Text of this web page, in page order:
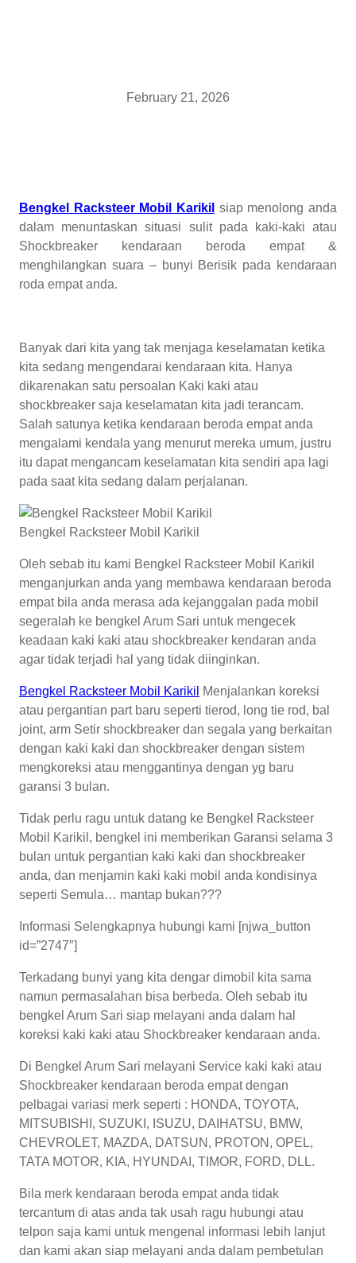
February 21, 2026
Bengkel Racksteer Mobil Karikil siap menolong anda
dalam menuntaskan situasi sulit pada kaki-kaki atau
Shockbreaker kendaraan beroda empat &
menghilangkan suara – bunyi Berisik pada kendaraan
roda empat anda.
Banyak dari kita yang tak menjaga keselamatan ketika
kita sedang mengendarai kendaraan kita. Hanya
dikarenakan satu persoalan Kaki kaki atau
shockbreaker saja keselamatan kita jadi terancam.
Salah satunya ketika kendaraan beroda empat anda
mengalami kendala yang menurut mereka umum, justru
itu dapat mengancam keselamatan kita sendiri apa lagi
pada saat kita sedang dalam perjalanan.
Bengkel Racksteer Mobil Karikil
Oleh sebab itu kami Bengkel Racksteer Mobil Karikil
menganjurkan anda yang membawa kendaraan beroda
empat bila anda merasa ada kejanggalan pada mobil
segeralah ke bengkel Arum Sari untuk mengecek
keadaan kaki kaki atau shockbreaker kendaran anda
agar tidak terjadi hal yang tidak diinginkan.
Bengkel Racksteer Mobil Karikil
Menjalankan koreksi
atau pergantian part baru seperti tierod, long tie rod, bal
joint, arm Setir shockbreaker dan segala yang berkaitan
dengan kaki kaki dan shockbreaker dengan sistem
mengkoreksi atau menggantinya dengan yg baru
garansi 3 bulan.
Tidak perlu ragu untuk datang ke Bengkel Racksteer
Mobil Karikil, bengkel ini memberikan Garansi selama 3
bulan untuk pergantian kaki kaki dan shockbreaker
anda, dan menjamin kaki kaki mobil anda kondisinya
seperti Semula… mantap bukan???
Informasi Selengkapnya hubungi kami [njwa_button
id=”2747″]
Terkadang bunyi yang kita dengar dimobil kita sama
namun permasalahan bisa berbeda. Oleh sebab itu
bengkel Arum Sari siap melayani anda dalam hal
koreksi kaki kaki atau Shockbreaker kendaraan anda.
Di Bengkel Arum Sari melayani Service kaki kaki atau
Shockbreaker kendaraan beroda empat dengan
pelbagai variasi merk seperti : HONDA, TOYOTA,
MITSUBISHI, SUZUKI, ISUZU, DAIHATSU, BMW,
CHEVROLET, MAZDA, DATSUN, PROTON, OPEL,
TATA MOTOR, KIA, HYUNDAI, TIMOR, FORD, DLL.
Bila merk kendaraan beroda empat anda tidak
tercantum di atas anda tak usah ragu hubungi atau
telpon saja kami untuk mengenal informasi lebih lanjut
dan kami akan siap melayani anda dalam pembetulan